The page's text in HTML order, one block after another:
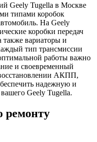
Geely Tugella в Москве
типами коробок
На Geely
коробки передач
вариаторы и
тип трансмиссии
работы важно
и своевременный
АКПП,
надежную и
Geely Tugella.
ремонту